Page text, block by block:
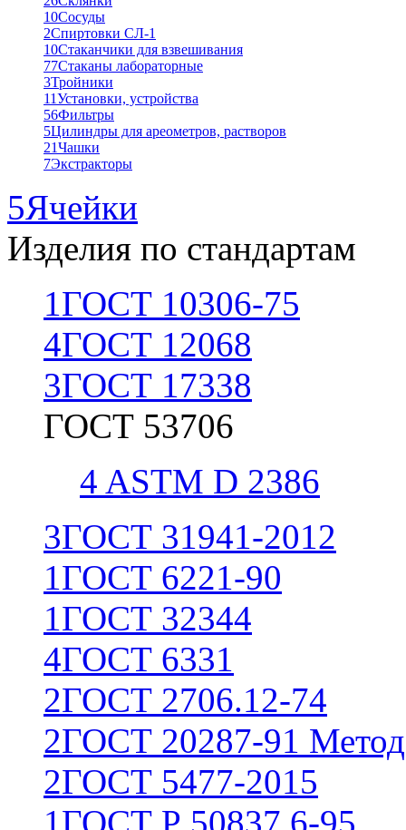
10Сосуды
2Спиртовки СЛ-1
10Стаканчики для взвешивания
77Стаканы лабораторные
3Тройники
11Установки, устройства
56Фильтры
5Цилиндры для ареометров, растворов
21Чашки
7Экстракторы
5Ячейки
Изделия по стандартам
1ГОСТ 10306-75
4ГОСТ 12068
3ГОСТ 17338
ГОСТ 53706
4 ASTM D 2386
3ГОСТ 31941-2012
1ГОСТ 6221-90
1ГОСТ 32344
4ГОСТ 6331
2ГОСТ 2706.12-74
2ГОСТ 20287-91
2ГОСТ 5477-2015